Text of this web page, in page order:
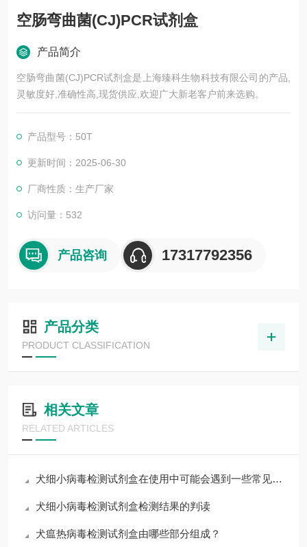
空肠弯曲菌(CJ)PCR试剂盒
产品简介
空肠弯曲菌(CJ)PCR试剂盒是上海臻科生物科技有限公司的产品,
灵敏度好,准确性高,现货供应,欢迎广大新老客户前来选购。
产品型号：50T
更新时间：2025-06-30
厂商性质：生产厂家
访问量：532
产品咨询 17317792356
产品分类
PRODUCT CLASSIFICATION
相关文章
RELATED ARTICLES
犬细小病毒检测试剂盒在使用中可能会遇到一些常见问题
犬细小病毒检测试剂盒检测结果的判读
犬瘟热病毒检测试剂盒由哪些部分组成？